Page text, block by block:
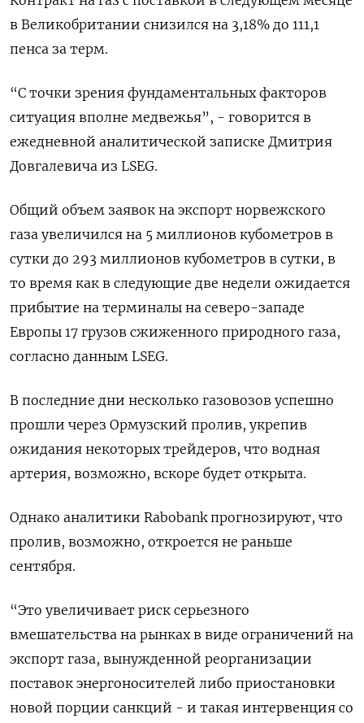
в Великобритании снизился на 3,18% до 111,1
пенса за терм.
“С точки ​зрения фундаментальных факторов
ситуация вполне медвежья”, - говорится в
ежедневной ‌аналитической записке Дмитрия
Довгалевича из LSEG.
Общий объем заявок на ​экспорт норвежского
газа увеличился на 5 миллионов кубометров в
‌сутки до 293 миллионов кубометров в сутки, в
то время как в следующие две недели ожидается
прибытие на ​терминалы на северо-западе ​
Европы 17 ‌грузов сжиженного природного газа,
согласно данным LSEG.
В последние дни ​несколько газовозов успешно
прошли через Ормузский пролив, укрепив
ожидания некоторых трейдеров, что водная
артерия, возможно, вскоре будет открыта.
Однако аналитики Rabobank прогнозируют, что
пролив, возможно, откроется не раньше
сентября.
“Это увеличивает риск серьезного
вмешательства на рынках в виде ограничений на
экспорт газа, вынужденной ​реорганизации
поставок энергоносителей либо ⁠приостановки
новой порции санкций - и такая интервенция со